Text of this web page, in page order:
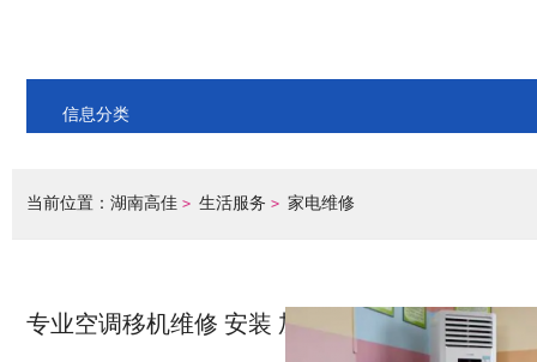
信息分类
当前位置： 湖南高佳 > 生活服务 > 家电维修
专业空调移机维修 安装 加氟